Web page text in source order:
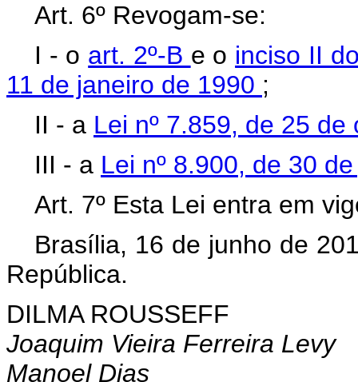
Art. 6º Revogam-se:
I - o art. 2º-B e o inciso II
11 de janeiro de 1990 ;
II - a Lei nº 7.859, de 25
III - a Lei nº 8.900, de 30
Art. 7º Esta Lei entra em
Brasília, 16 de junho de
República.
DILMA ROUSSEFF
Joaquim Vieira Ferreira Levy
Manoel Dias